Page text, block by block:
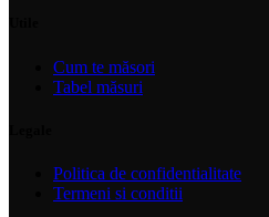
Cum te măsori
Tabel măsuri
Politica de confidentialitate
Termeni si conditii